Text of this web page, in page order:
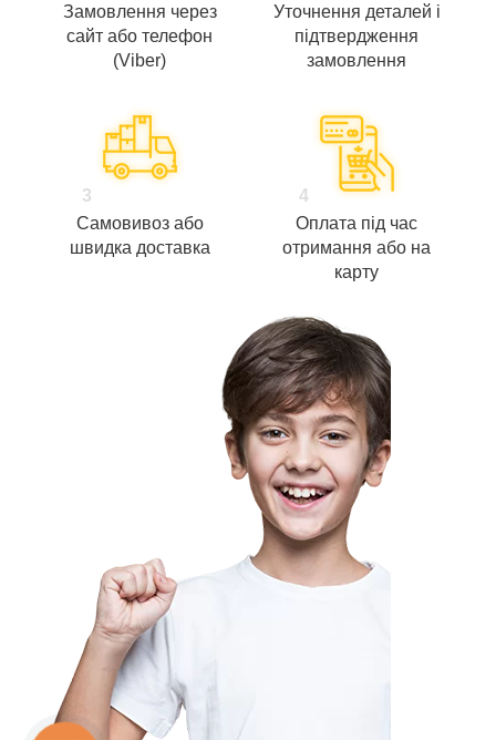
Замовлення через
сайт або телефон
(Viber)
Уточнення деталей і
підтвердження
замовлення
3
Самовивоз або
швидка доставка
4
Оплата під час
отримання або на
карту